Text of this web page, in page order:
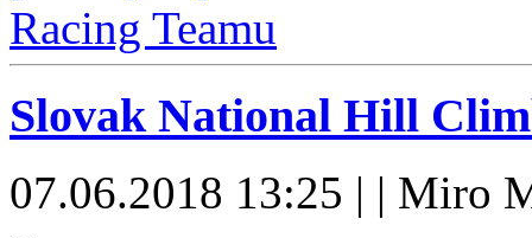
Slovak National Hill
07.06.2018 13:25 | | Miro